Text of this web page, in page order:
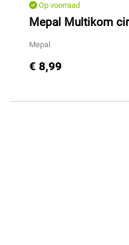
Op voorraad
Mepal Multikom
Mepal
€ 8,99